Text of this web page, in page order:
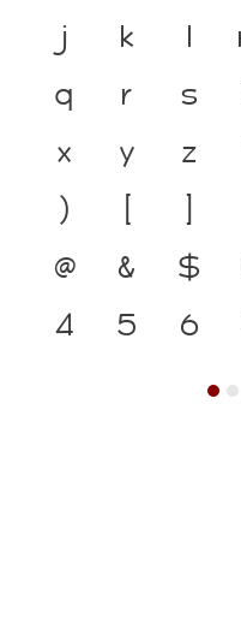
j
k l
q
r s
x
y z
)
[ ]
@
& $
4
5 6